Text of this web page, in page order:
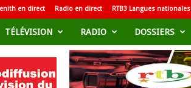
en direct Radio en direct RTB3 Langues nationales
TÉLÉVISION RADIO DOSSIERS